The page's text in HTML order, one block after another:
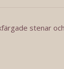
stenar